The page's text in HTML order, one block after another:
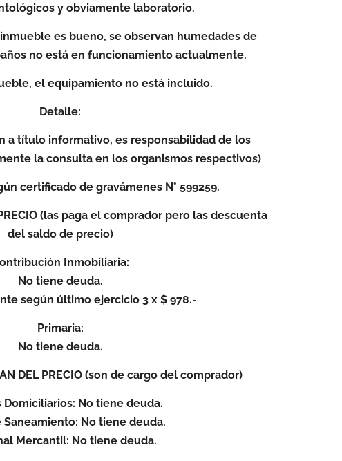
y obviamente laboratorio.
es bueno, se observan humedades de
no está en funcionamiento actualmente.
el equipamiento no está incluido.
Detalle:
a título informativo, es responsabilidad de los
la consulta en los organismos respectivos)
certificado de gravámenes N° 599259.
(las paga el comprador pero las descuenta
del saldo de precio)
Inmobiliaria:
No tiene deuda.
según último ejercicio 3 x $ 978.-
Primaria:
No tiene deuda.
DEL PRECIO (son de cargo del comprador)
Domiciliarios: No tiene deuda.
Saneamiento: No tiene deuda.
Mercantil: No tiene deuda.